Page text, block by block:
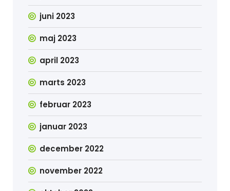
juni 2023
maj 2023
april 2023
marts 2023
februar 2023
januar 2023
december 2022
november 2022